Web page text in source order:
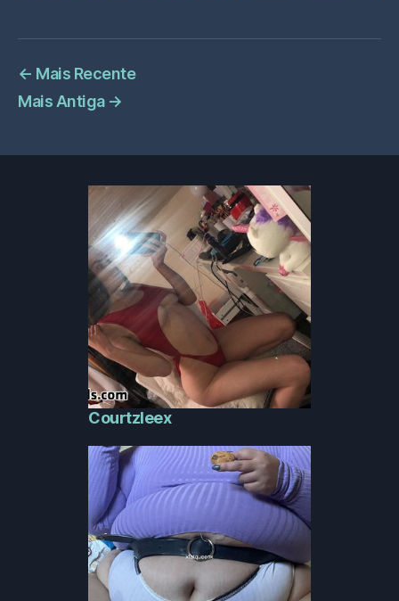
← Mais Recente
Mais Antiga →
Courtzleex